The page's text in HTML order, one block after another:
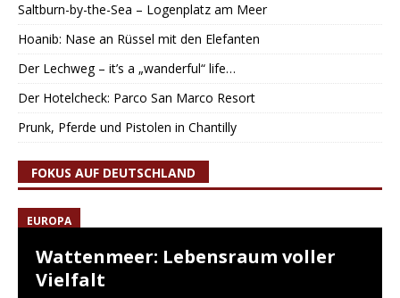
Saltburn-by-the-Sea – Logenplatz am Meer
Hoanib: Nase an Rüssel mit den Elefanten
Der Lechweg – it’s a „wanderful“ life…
Der Hotelcheck: Parco San Marco Resort
Prunk, Pferde und Pistolen in Chantilly
FOKUS AUF DEUTSCHLAND
EUROPA
Wattenmeer: Lebensraum voller
Vielfalt